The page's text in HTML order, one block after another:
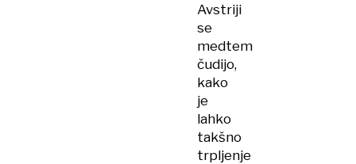
Avstriji
se
medtem
čudijo,
kako
je
lahko
takšno
trpljenje